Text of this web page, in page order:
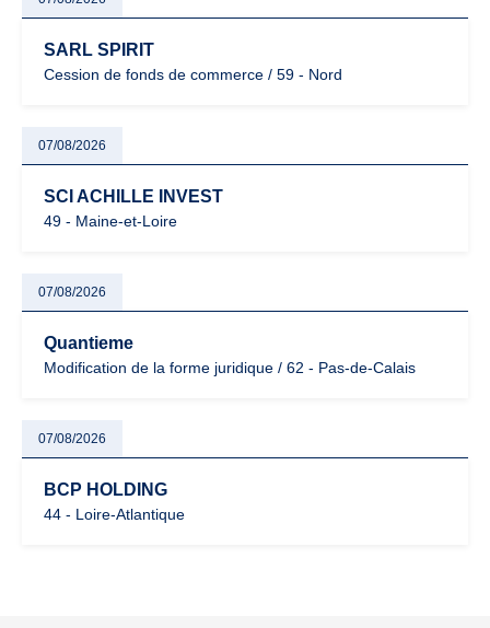
SARL SPIRIT
Cession de fonds de commerce / 59 - Nord
07/08/2026
SCI ACHILLE INVEST
49 - Maine-et-Loire
07/08/2026
Quantieme
Modification de la forme juridique / 62 - Pas-de-Calais
07/08/2026
BCP HOLDING
44 - Loire-Atlantique